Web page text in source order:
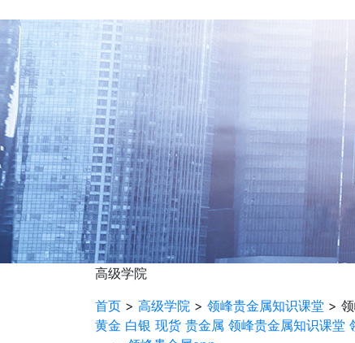
高级学院
首页 > 高级学院 > 领峰贵金属知识课堂 >
黄金 白银 现货 贵金属 领峰贵金属知识课堂